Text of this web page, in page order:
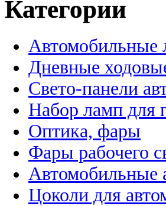
Категории
Автомобильные
Дневные
Свето-панели
Набор ламп для
Оптика, фары
Фары рабочего
Автомобильные
Цоколи для